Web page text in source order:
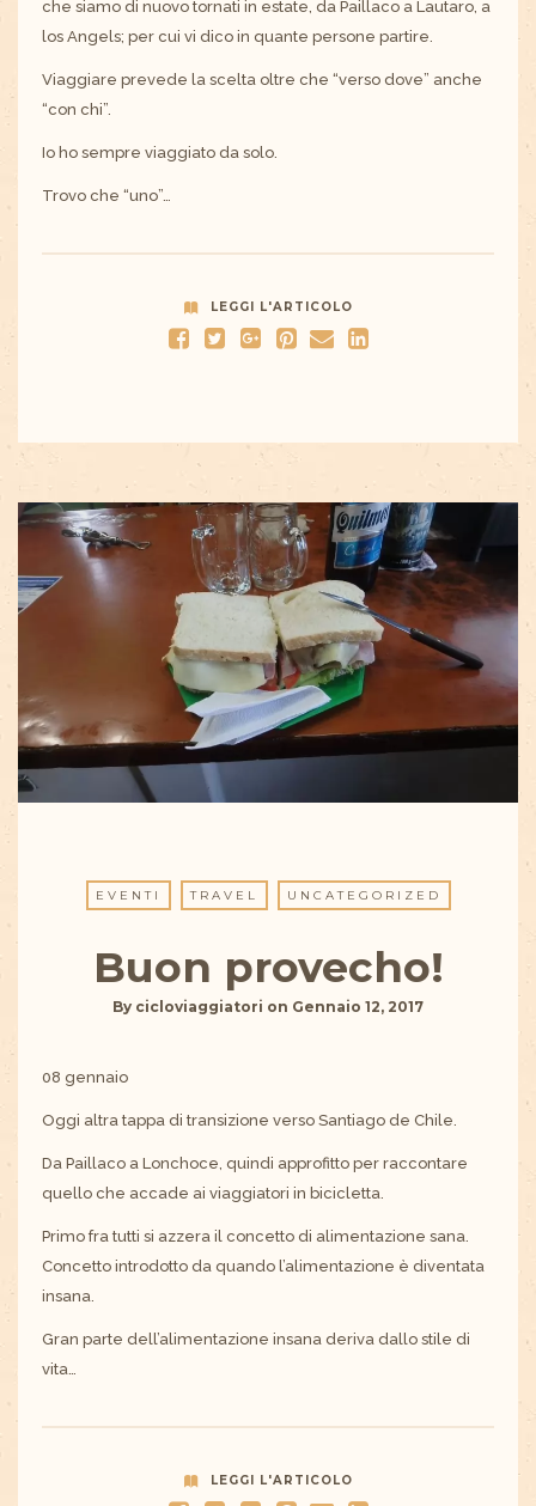
che siamo di nuovo tornati in estate, da Paillaco a Lautaro, a
los Angels; per cui vi dico in quante persone partire.
Viaggiare prevede la scelta oltre che “verso dove” anche
“con chi”.
Io ho sempre viaggiato da solo.
Trovo che “uno”…
LEGGI L'ARTICOLO
EVENTI TRAVEL UNCATEGORIZED
Buon provecho!
By cicloviaggiatori on Gennaio 12, 2017
08 gennaio
Oggi altra tappa di transizione verso Santiago de Chile.
Da Paillaco a Lonchoce, quindi approfitto per raccontare
quello che accade ai viaggiatori in bicicletta.
Primo fra tutti si azzera il concetto di alimentazione sana.
Concetto introdotto da quando l’alimentazione è diventata
insana.
Gran parte dell’alimentazione insana deriva dallo stile di
vita…
LEGGI L'ARTICOLO